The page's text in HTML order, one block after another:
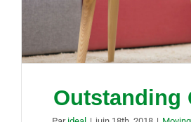
Outstanding